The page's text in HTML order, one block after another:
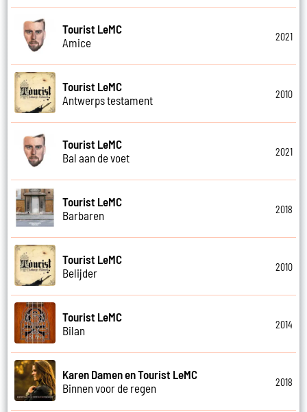
Tourist LeMC
Amice
2021
Tourist LeMC
Antwerps testament
2010
Tourist LeMC
Bal aan de voet
2021
Tourist LeMC
Barbaren
2018
Tourist LeMC
Belijder
2010
Tourist LeMC
Bilan
2014
Karen Damen en Tourist LeMC
Binnen voor de regen
2018